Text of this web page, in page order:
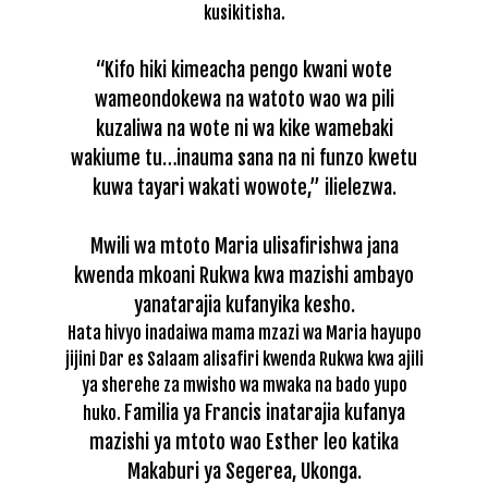
kusikitisha.
“Kifo hiki kimeacha pengo kwani wote
wameondokewa na watoto wao wa pili
kuzaliwa na wote ni wa kike wamebaki
wakiume tu…inauma sana na ni funzo kwetu
kuwa tayari wakati wowote,” ilielezwa.
Mwili wa mtoto Maria ulisafirishwa jana
kwenda mkoani Rukwa kwa mazishi ambayo
yanatarajia kufanyika kesho.
Hata hivyo inadaiwa mama mzazi wa Maria hayupo
jijini Dar es Salaam alisafiri kwenda Rukwa kwa ajili
ya sherehe za mwisho wa mwaka na bado yupo
huko. Familia ya Francis inatarajia kufanya
mazishi ya mtoto wao Esther leo katika
Makaburi ya Segerea, Ukonga.